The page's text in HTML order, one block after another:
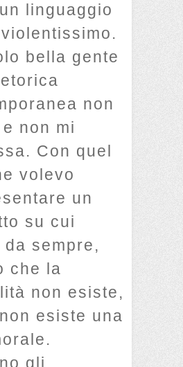
linguaggio
bella gente
non
non mi
Con quel
volevo
un
su cui
da sempre,
che la
non esiste,
esiste una
gli